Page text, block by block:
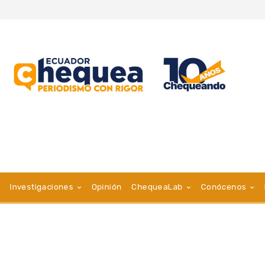
Investigaciones Opinión ChequeaLab Conócenos